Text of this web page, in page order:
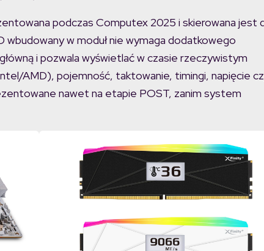
podczas Computex 2025 i skierowana jest
w moduł nie wymaga dodatkowego
i pozwala wyświetlać w czasie rzeczywistym
AMD), pojemność, taktowanie, timingi, napięcie
nawet na etapie POST, zanim system